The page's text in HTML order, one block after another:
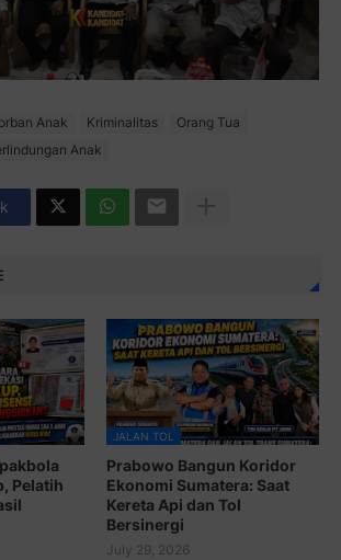
Anak Kriminalitas
Orang Tua
Anak
Pelatih
JALAN TOL
Prabowo Bangun Koridor
Ekonomi Sumatera: Saat
Kereta Api dan Tol
Bersinergi
July 29, 2026